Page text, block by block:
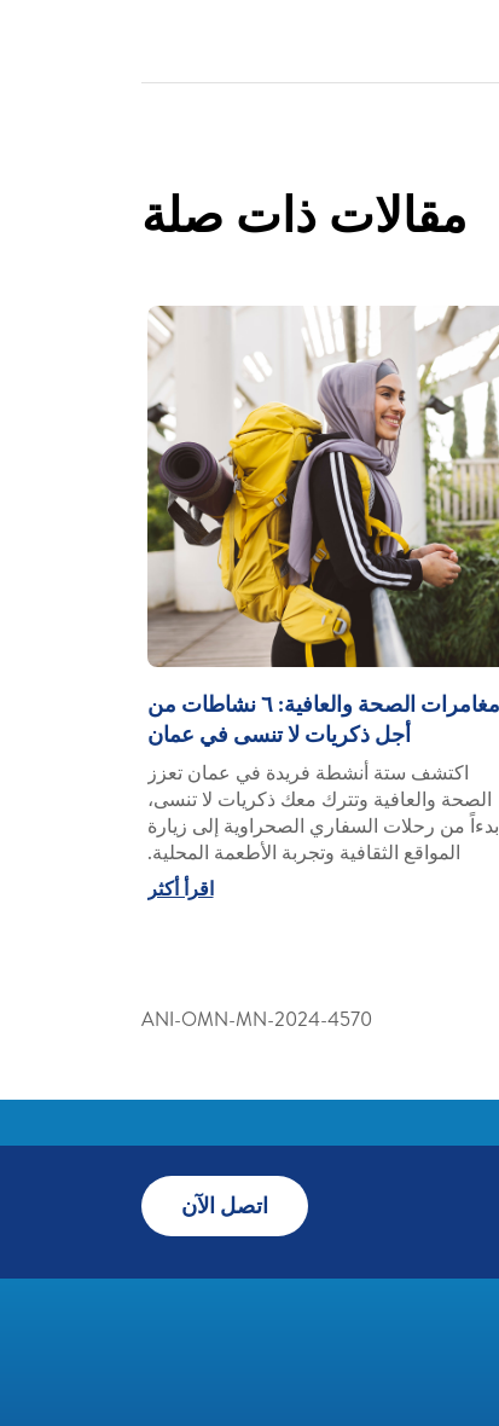
مقالات ذات صلة
مغامرات الصحة والعافية: ٦ نشاطات من
أجل ذكريات لا تنسى في عمان
اكتشف ستة أنشطة فريدة في عمان تعزز
الصحة والعافية وتترك معك ذكريات لا تنسى،
بدءاً من رحلات السفاري الصحراوية إلى زيارة
المواقع الثقافية وتجربة الأطعمة المحلية.
اقرأ أكثر
ANI-OMN-MN-2024-4570
اتصل الآن